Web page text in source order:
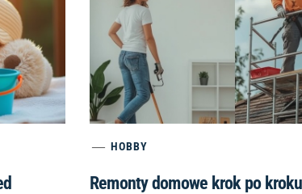
HOBBY
Remonty domowe krok po